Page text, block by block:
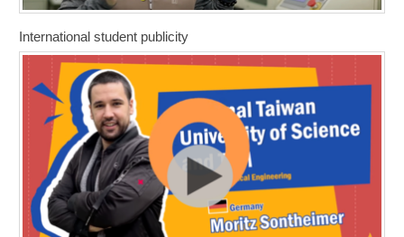
International student publicity